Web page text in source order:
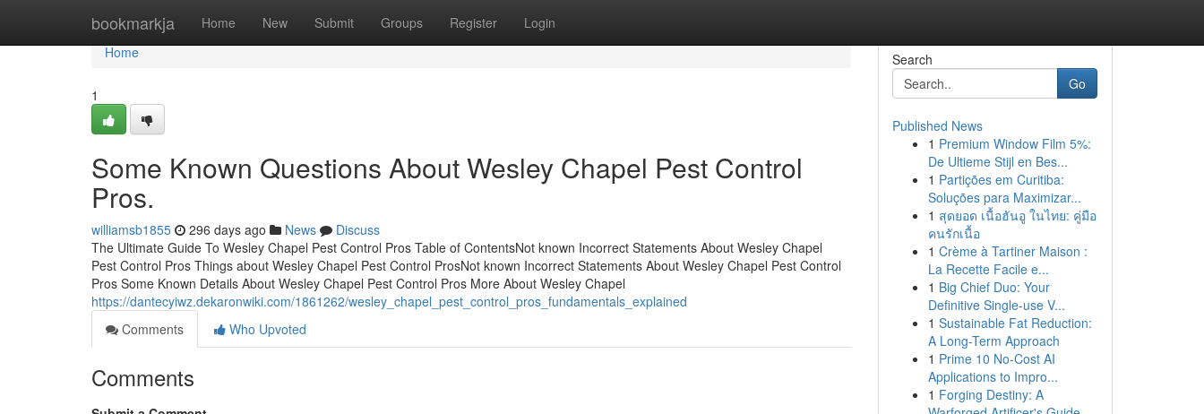
bookmarkja Home New Submit Groups Register Login
Home
Home
1
Some Known Questions About Wesley Chapel Pest Control
Pros.
williamsb1855 296 days ago News
Discuss
The Ultimate Guide To Wesley Chapel Pest Control Pros Table of ContentsNot known Incorrect Statements About Wesley Chapel
Pest Control Pros Things about Wesley Chapel Pest Control ProsNot known Incorrect Statements About Wesley Chapel Pest Control
Pros Some Known Details About Wesley Chapel Pest Control Pros More About Wesley Chapel
https://dantecyiwz.dekaronwiki.com/1861262/wesley_chapel_pest_control_pros_fundamentals_explained
Comments
Who Upvoted
Comments
Search
Go
Published News
1 Premium Window Film 5%:
De Ultieme Stijl en Bes...
1 Partições em Curitiba:
Soluções para Maximizar...
1 สุดยอด เนื้อฮันอู ในไทย: คู่มือ
คนรักเนื้อ
1 Crème à Tartiner Maison :
La Recette Facile e...
1 Big Chief Duo: Your
Definitive Single-use V...
1 Sustainable Fat Reduction:
A Long-Term Approach
1 Prime 10 No-Cost AI
Applications to Impro...
1 Forging Destiny: A